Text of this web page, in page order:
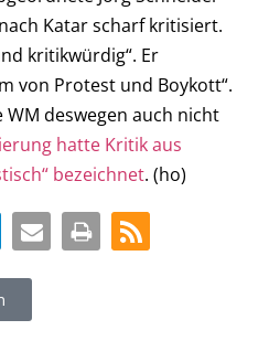
Katar scharf kritisiert.
kritikwürdig“. Er
von Protest und Boykott“.
deswegen auch nicht
hatte Kritik aus
bezeichnet. (ho)